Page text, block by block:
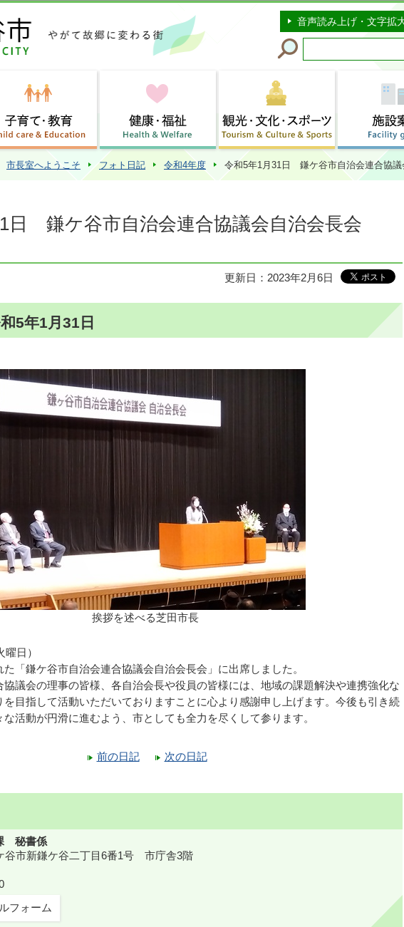
このページの本文へ移動
音声読み上げ・文字拡
市長室へようこそ フォト日記 令和4年度 令和5年1月31日 鎌ケ谷市自治会連合協議
日 鎌ケ谷市自治会連合協議会自治会長会
更新日：2023年2月6日
5年1月31日
挨拶を述べる芝田市長
日）
「鎌ケ谷市自治会連合協議会自治会長会」に出席しました。
議会の理事の皆様、各自治会長や役員の皆様には、地域の課題解決や連携強化な
を目指して活動いただいておりますことに心より感謝申し上げます。今後も引き続
活動が円滑に進むよう、市としても全力を尽くして参ります。
前の日記 次の日記
秘書係
市新鎌ケ谷二丁目6番1号 市庁舎3階
フォーム